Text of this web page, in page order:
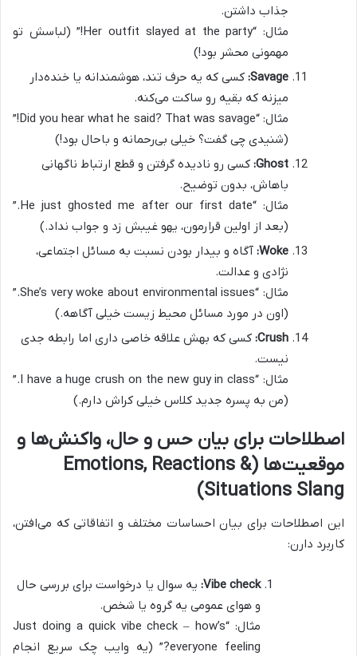
جذاب داشتن.
مثال: “Her outfit slayed at the party!” (لباسش تو
مهمونی محشر بود!)
Savage: کسی که یه حرف تند، هوشمندانه یا خنده‌دار
میزنه که بقیه رو ساکت می‌کنه.
مثال: “Did you hear what he said? That was savage!”
(شنیدی چی گفت؟ خیلی بی‌رحمانه و باحال بود!)
Ghost: کسی رو نادیده گرفتن و قطع ارتباط ناگهانی
باهاش، بدون توضیح.
مثال: “He just ghosted me after our first date.”
(بعد از اولین قرارمون، یهو غیبش زد و جواب نداد.)
Woke: آگاه و بیدار بودن نسبت به مسائل اجتماعی،
نژادی و عدالت.
مثال: “She’s very woke about environmental issues.”
(اون در مورد مسائل محیط زیست خیلی آگاهه.)
Crush: کسی که بهش علاقه خاصی داری اما رابطه جدی
نیست.
مثال: “I have a huge crush on the new guy in class.”
(من به پسره جدید کلاس خیلی کراش دارم.)
اصطلاحات برای بیان حس و حال، واکنش‌ها و
موقعیت‌ها (Emotions, Reactions &
Situations Slang)
این اصطلاحات برای بیان احساسات مختلف و اتفاقاتی که می‌افتن،
کاربرد دارن:
Vibe check: یه سوال یا درخواست برای بررسی حال
و هوای عمومی یه گروه یا شخص.
مثال: “Just doing a quick vibe check – how’s
everyone feeling?” (یه وایب چک سریع انجام